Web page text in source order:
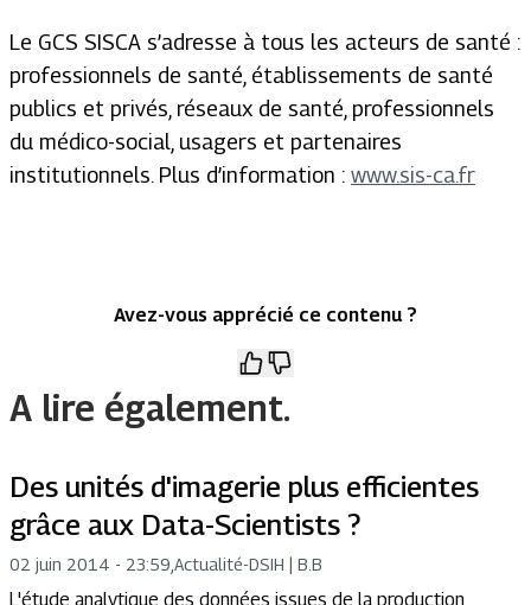
Le GCS SISCA s’adresse à tous les acteurs de santé :
professionnels de santé, établissements de santé
publics et privés, réseaux de santé, professionnels
du médico-social, usagers et partenaires
institutionnels. Plus d’information : www.sis-ca.fr
Avez-vous apprécié ce contenu ?
A lire également.
Des unités d'imagerie plus efficientes
grâce aux Data-Scientists ?
02 juin 2014 - 23:59 Actualité-DSIH | B.B
L'étude analytique des données issues de la production